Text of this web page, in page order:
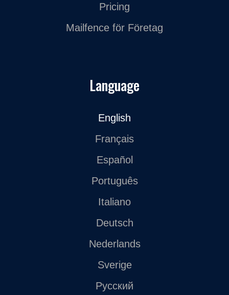
Pricing
Mailfence för Företag
Language
English
Français
Español
Português
Italiano
Deutsch
Nederlands
Sverige
Русский